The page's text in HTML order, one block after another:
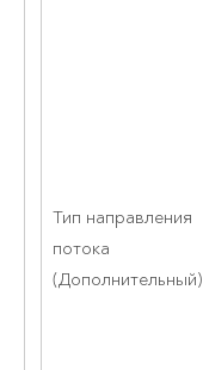
Тип направления
потока
(Дополнительный)